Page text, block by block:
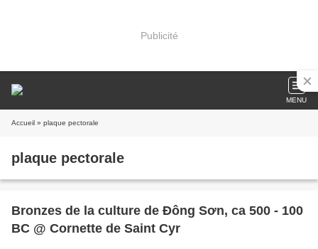
Publicité
MENU
Accueil » plaque pectorale
plaque pectorale
Bronzes de la culture de Đông Sơn, ca 500 - 100
BC @ Cornette de Saint Cyr